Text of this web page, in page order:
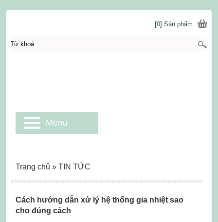
Cách hướng dẫn xử lý hệ thống gia nhiệt sao
cho đúng cách
Trang chủ » TIN TỨC
[0] Sản phẩm
Menu